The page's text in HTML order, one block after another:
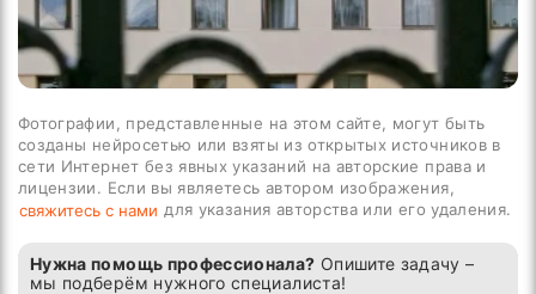
Фотографии, представленные на этом сайте, могут быть
созданы нейросетью или взяты из открытых источников в
сети Интернет без явных указаний на авторские права и
лицензии. Если вы являетесь автором изображения,
свяжитесь с нами для указания авторства или его удаления.
Нужна помощь профессионала? Опишите задачу –
мы подберём нужного специалиста!